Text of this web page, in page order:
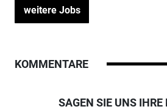
weitere Jobs
KOMMENTARE
SAGEN SIE UNS